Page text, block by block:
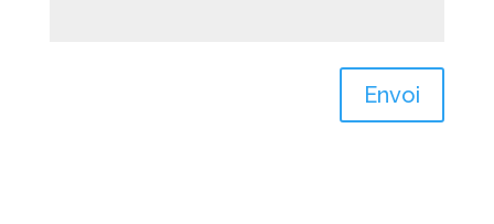
Envoi